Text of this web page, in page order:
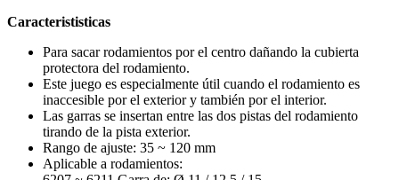
66618M
Caracterististicas
Para sacar rodamientos por el centro dañando la cubierta
protectora del rodamiento.
Este juego es especialmente útil cuando el rodamiento es
inaccesible por el exterior y también por el interior.
Las garras se insertan entre las dos pistas del rodamiento
tirando de la pista exterior.
Rango de ajuste: 35 ~ 120 mm
Aplicable a rodamientos: